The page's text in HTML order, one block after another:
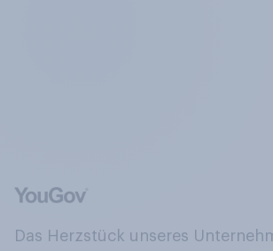
Das Herzstück unseres